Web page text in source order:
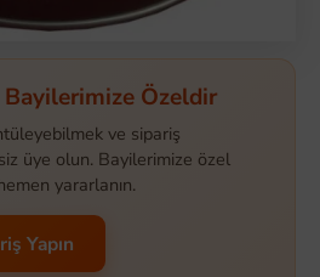
Bayilerimize Özeldir
ve sipariş
üye olun. Bayilerimize özel
yararlanın.
Yapın